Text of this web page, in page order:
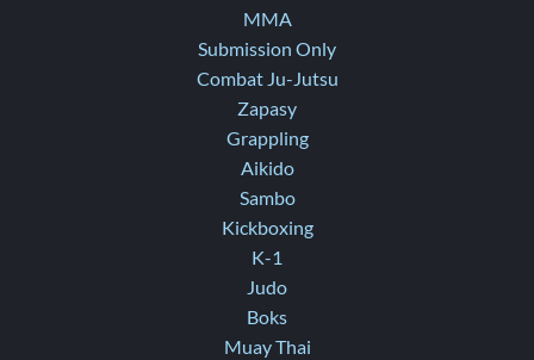
MMA
Submission Only
Combat Ju-Jutsu
Zapasy
Grappling
Aikido
Sambo
Kickboxing
K-1
Judo
Boks
Muay Thai